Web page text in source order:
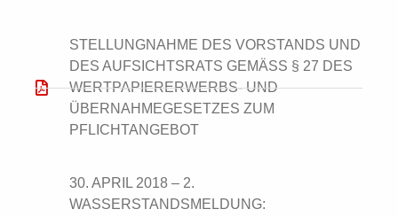
STELLUNGNAHME DES VORSTANDS UND
DES AUFSICHTSRATS GEMÄSS § 27 DES W
ERTPAPIERERWERBS- UND Ü
BERNAHMEGESETZES ZUM P
FLICHTANGEBOT
30. APRIL 2018 – 2.
WASSERSTANDSMELDUNG: